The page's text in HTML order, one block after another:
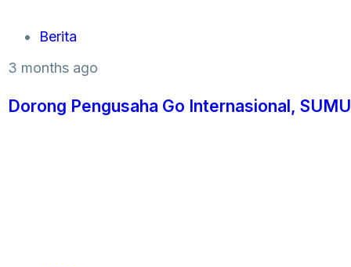
Berita
3 months ago
Dorong Pengusaha Go Internasional,